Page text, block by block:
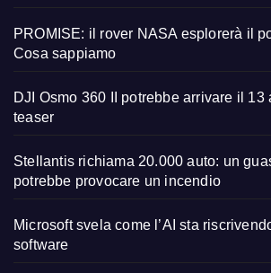
PROMISE: il rover NASA esplorerà il
Cosa sappiamo
DJI Osmo 360 II potrebbe arrivare il 13
teaser
Stellantis richiama 20.000 auto: un
potrebbe provocare un incendio
Microsoft svela come l’AI sta
software